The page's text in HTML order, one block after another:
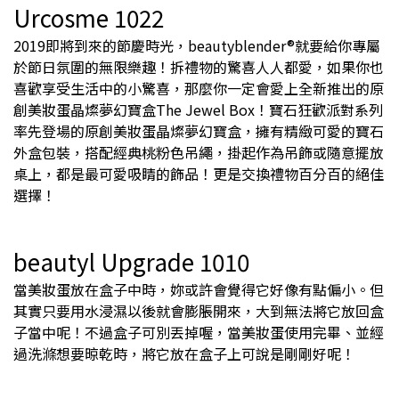
Urcosme 1022
2019即將到來的節慶時光，beautyblender®就要給你專屬
於節日氛圍的無限樂趣！拆禮物的驚喜人人都愛，如果你也
喜歡享受生活中的小驚喜，那麼你一定會愛上全新推出的原
創美妝蛋晶燦夢幻寶盒The Jewel Box！寶石狂歡派對系列
率先登場的原創美妝蛋晶燦夢幻寶盒，擁有精緻可愛的寶石
外盒包裝，搭配經典桃粉色吊繩，掛起作為吊飾或隨意擺放
桌上，都是最可愛吸睛的飾品！更是交換禮物百分百的絕佳
選擇！
beautyl Upgrade 1010
當美妝蛋放在盒子中時，妳或許會覺得它好像有點偏小。但
其實只要用水浸濕以後就會膨脹開來，大到無法將它放回盒
子當中呢！不過盒子可別丟掉喔，當美妝蛋使用完畢、並經
過洗滌想要晾乾時，將它放在盒子上可說是剛剛好呢！